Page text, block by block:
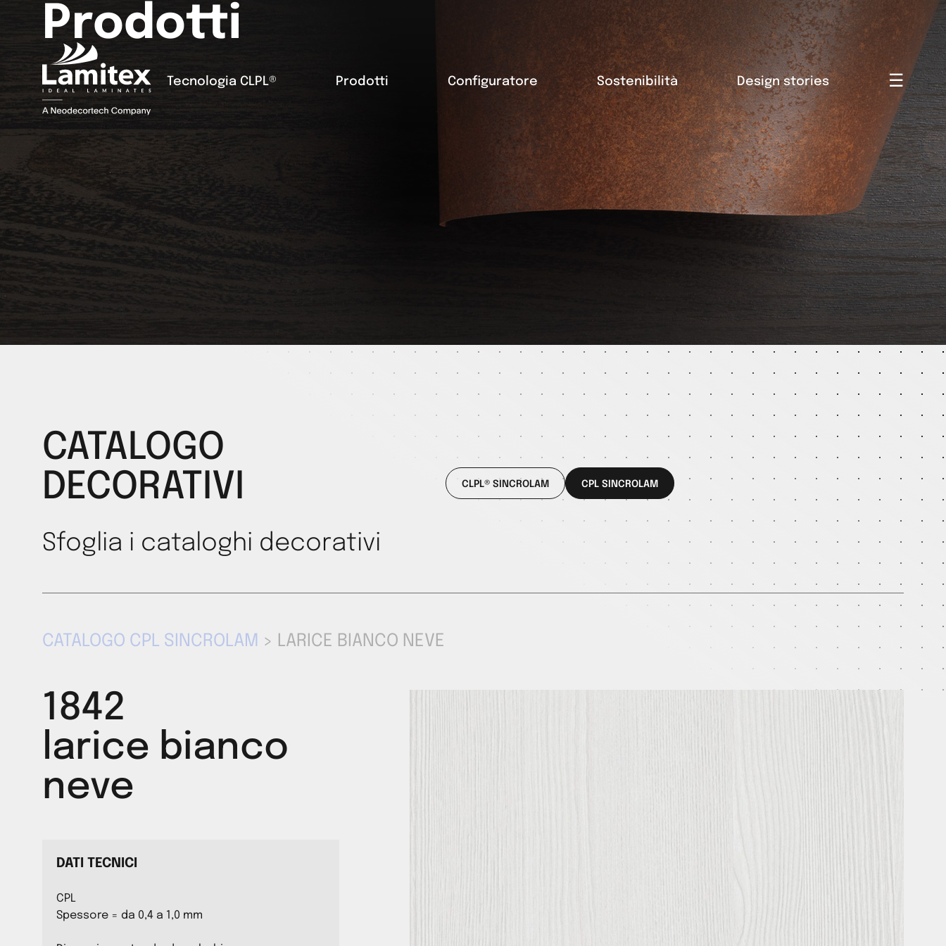
Tecnologia CLPL® Prodotti Configuratore Sostenibilità Design stories ☰
Prodotti
CATALOGO
DECORATIVI
Sfoglia i cataloghi decorativi
CLPL® SINCROLAM CPL SINCROLAM
CATALOGO CPL SINCROLAM > LARICE BIANCO NEVE
1842
larice bianco
neve
DATI TECNICI
CPL
Spessore = da 0,4 a 1,0 mm